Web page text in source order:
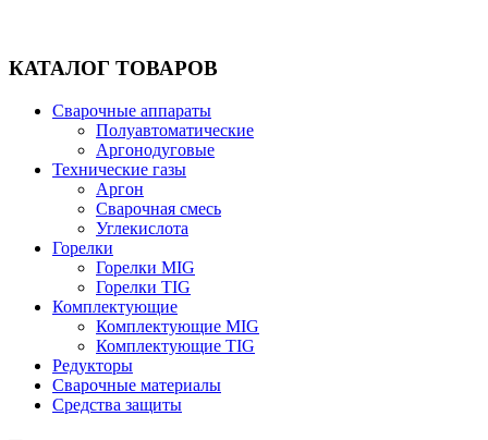
КАТАЛОГ ТОВАРОВ
Сварочные аппараты
Полуавтоматические
Аргонодуговые
Технические газы
Аргон
Сварочная смесь
Углекислота
Горелки
Горелки MIG
Горелки TIG
Комплектующие
Комплектующие MIG
Комплектующие TIG
Редукторы
Сварочные материалы
Средства защиты